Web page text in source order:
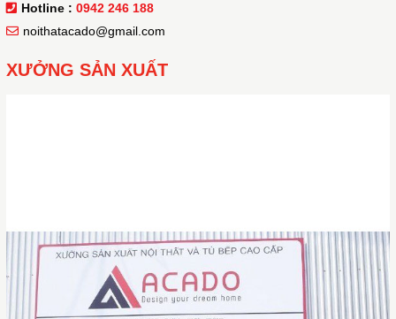
Hotline : 0942 246 188
noithatacado@gmail.com
XƯỞNG SẢN XUẤT